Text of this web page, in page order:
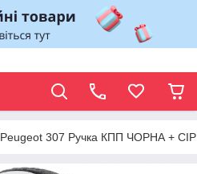
Peugeot 307 Ручка КПП ЧОРНА +